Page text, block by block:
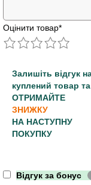
Оцінити товар*
Залишіть відгук
куплений товар та
ОТРИМАЙТЕ
ЗНИЖКУ
НА НАСТУПНУ
ПОКУПКУ
Відгук за бонус